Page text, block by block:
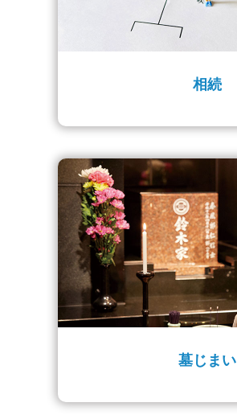
相続
墓じまい